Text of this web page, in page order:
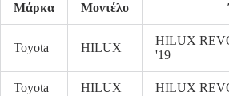
Μάρκα Μοντέλο
Toyota HILUX
HILUX
'19
Toyota HILUX
HILUX